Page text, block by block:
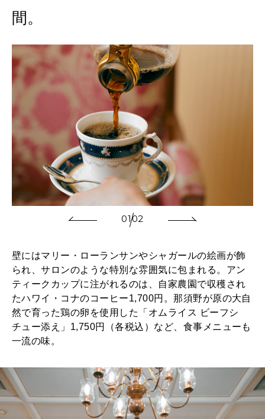
間。
0102
壁にはマリー・ローランサンやシャガールの絵画が飾
られ、サロンのような特別な雰囲気に包まれる。アン
ティークカップに注がれるのは、自家農園で収穫され
たハワイ・コナのコーヒー1,700円。那須野が原の大自
然で育った鶏の卵を使用した「オムライス ビーフシ
チュー添え」1,750円（各税込）など、食事メニューも
一流の味。